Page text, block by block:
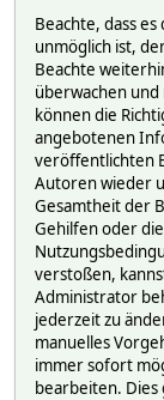
Beachte, dass
unmöglich ist,
Beachte
überwachen
können die
angebotenen
veröffentlichten
Autoren wieder
Gesamtheit der
Gehilfen oder
verstoßen,
Administrator
jederzeit zu
manuelles
immer sofort
bearbeiten.